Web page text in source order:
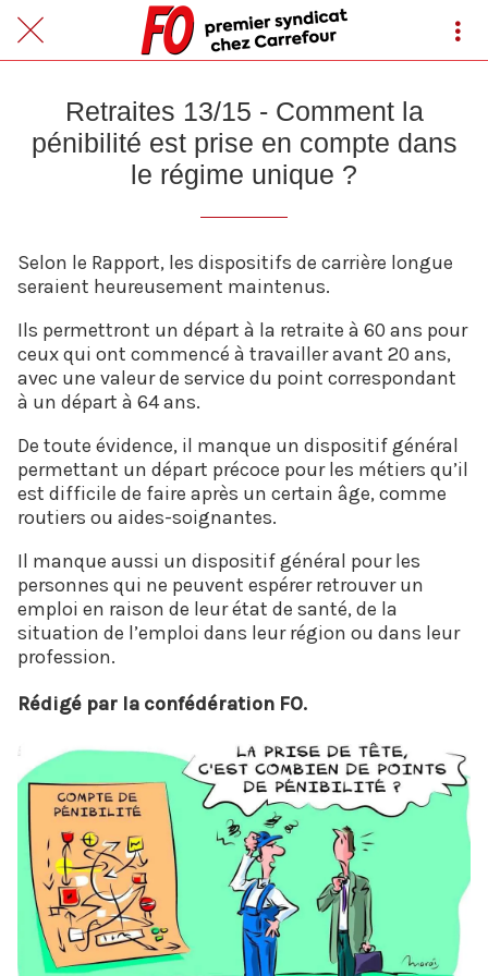
Retraites 13/15 - Comment la
pénibilité est prise en compte dans
le régime unique ?
Selon le Rapport, les dispositifs de carrière longue
seraient heureusement maintenus.
Ils permettront un départ à la retraite à 60 ans pour
ceux qui ont commencé à travailler avant 20 ans,
avec une valeur de service du point correspondant
à un départ à 64 ans.
De toute évidence, il manque un dispositif général
permettant un départ précoce pour les métiers qu’il
est difficile de faire après un certain âge, comme
routiers ou aides-soignantes.
Il manque aussi un dispositif général pour les
personnes qui ne peuvent espérer retrouver un
emploi en raison de leur état de santé, de la
situation de l’emploi dans leur région ou dans leur
profession.
Rédigé par la confédération FO.